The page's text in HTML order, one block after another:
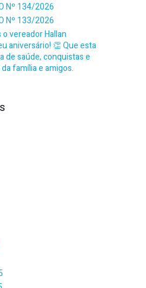
Nº 134/2026
Nº 133/2026
vereador Hallan
aniversário! 👏 Que esta
de saúde, conquistas e
família e amigos.